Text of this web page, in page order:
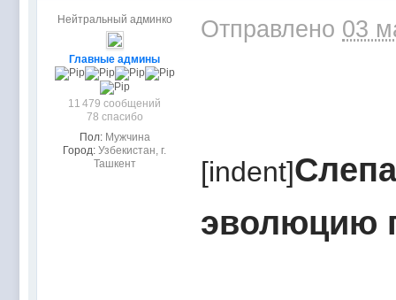
Нейтральный админко
Главные админы
11 479 сообщений
78 спасибо
Пол: Мужчина
Город: Узбекистан, г.
Ташкент
Отправлено 03
[indent]
эволюцию